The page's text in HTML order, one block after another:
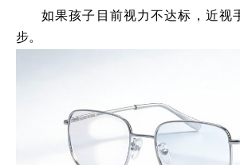
如果孩子目前视力不达标，近视
步。